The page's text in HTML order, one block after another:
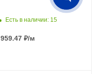
Есть в наличии: 15
959.47 ₽/м